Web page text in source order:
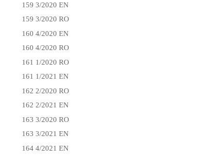
159 3/2020 EN
159 3/2020 RO
160 4/2020 EN
160 4/2020 RO
161 1/2020 RO
161 1/2021 EN
162 2/2020 RO
162 2/2021 EN
163 3/2020 RO
163 3/2021 EN
164 4/2021 EN